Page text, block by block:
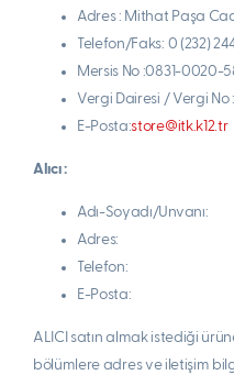
Adres : Mithat Paşa
Telefon/Faks: 0 (232)
Mersis No :0831-0020-
Vergi Dairesi / Vergi No
E-Posta:store@itk.k12.tr
Alıcı :
Adı-Soyadı/Unvanı:
Adres:
Telefon:
E-Posta:
ALICI satın almak istediği
bölümlere adres ve iletişim